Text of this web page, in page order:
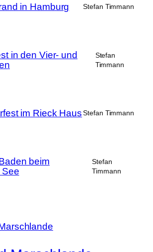
in Hamburg Stefan Timmann
in den Vier- und
Stefan
Timmann
im Rieck Haus Stefan Timmann
beim
See
Stefan
Timmann